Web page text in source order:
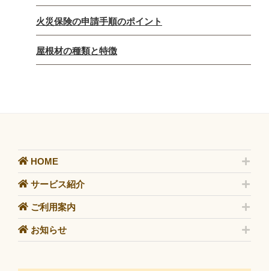
火災保険の申請手順のポイント
屋根材の種類と特徴
HOME
サービス紹介
ご利用案内
お知らせ